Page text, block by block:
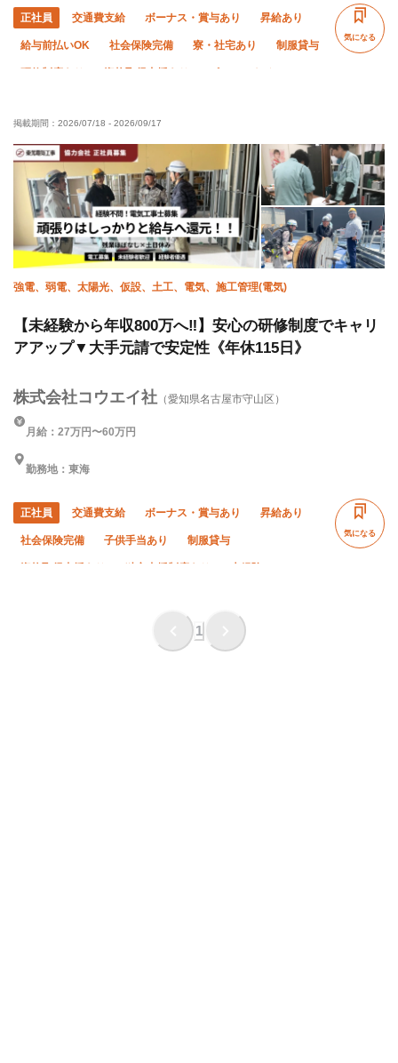
正社員 交通費支給 ボーナス・賞与あり 昇給あり
給与前払いOK 社会保険完備 寮・社宅あり 制服貸与
研修制度あり 資格取得支援あり ピアス・ネイルOK
経験者優遇 有資格者優遇
60代以上活躍中 女性活躍中 外国人活躍中
残業月10時間以下 直帰・直行OK 土日休み 夏季休暇
年末年始休暇 車・バイク通勤OK 転勤なし
気になる
掲載期間： 2026/07/18 - 2026/09/17
強電、弱電、太陽光、仮設、土工、電気、施工管理(電気)
【未経験から年収800万へ‼︎】安心の研修制度でキャリ
アアップ▼大手元請で安定性《年休115日》
株式会社コウエイ社 （愛知県名古屋市守山区）
月給：27万円〜60万円
勤務地：東海
正社員 交通費支給 ボーナス・賞与あり 昇給あり
社会保険完備 子供手当あり 制服貸与
車・バイク通勤OK
残業月10時間以下 残業ゼロ
気になる
1